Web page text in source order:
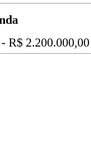
R$ 2.200.000,00